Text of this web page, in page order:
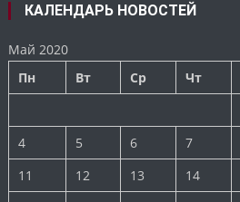
КАЛЕНДАРЬ НОВОСТЕЙ
Май 2020
Пн
Вт Ср Чт
4
5 6 7
11
12 13 14